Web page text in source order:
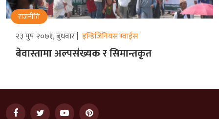
राजनीति
२३ पुष २०७१, बुधवार इन्डिजिनियस भ्वाईस
बेवास्तामा अल्पसंख्यक र सिमान्तकृत